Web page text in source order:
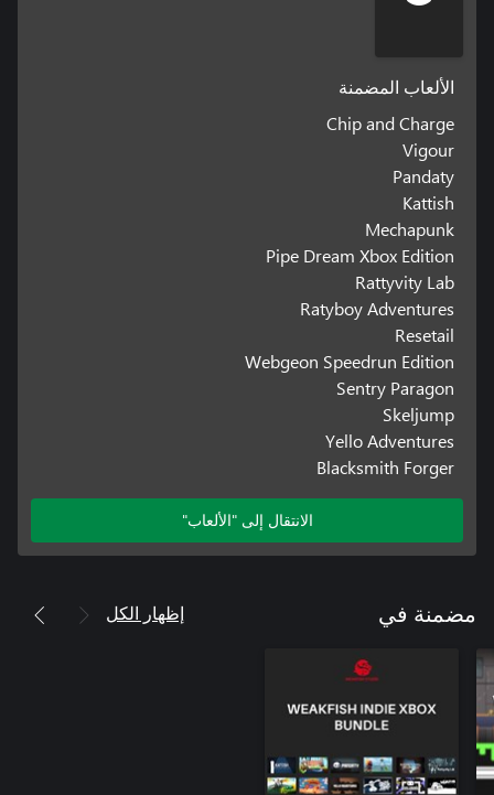
الألعاب المضمنة
Chip and Charge
Vigour
Pandaty
Kattish
Mechapunk
Pipe Dream Xbox Edition
Rattyvity Lab
Ratyboy Adventures
Resetail
Webgeon Speedrun Edition
Sentry Paragon
Skeljump
Yello Adventures
Blacksmith Forger
الانتقال إلى "الألعاب"
مضمنة في إظهار الكل